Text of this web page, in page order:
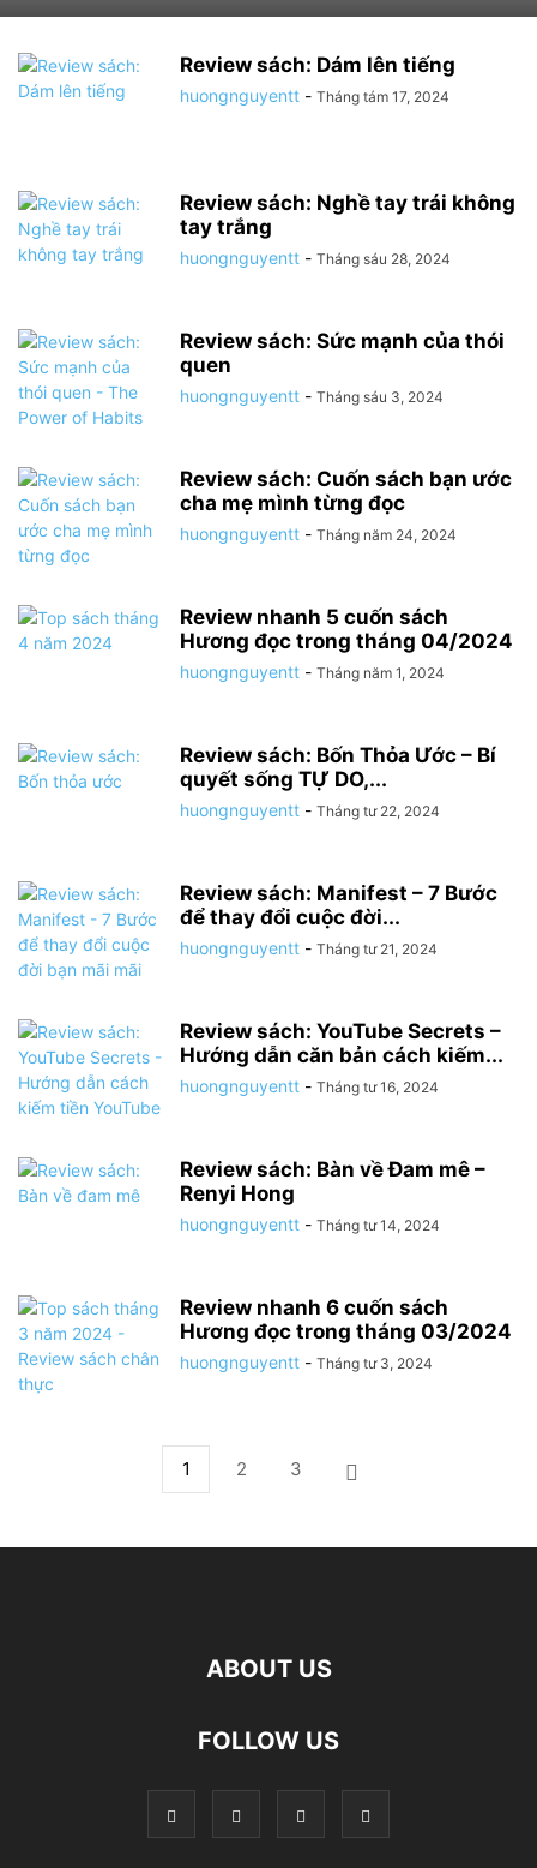
Review sách: Dám lên tiếng
huongnguyentt - Tháng tám 17, 2024
Review sách: Nghề tay trái không
tay trắng
huongnguyentt - Tháng sáu 28, 2024
Review sách: Sức mạnh của thói
quen
huongnguyentt - Tháng sáu 3, 2024
Review sách: Cuốn sách bạn ước
cha mẹ mình từng đọc
huongnguyentt - Tháng năm 24, 2024
Review nhanh 5 cuốn sách
Hương đọc trong tháng 04/2024
huongnguyentt - Tháng năm 1, 2024
Review sách: Bốn Thỏa Ước – Bí
quyết sống TỰ DO,...
huongnguyentt - Tháng tư 22, 2024
Review sách: Manifest – 7 Bước
để thay đổi cuộc đời...
huongnguyentt - Tháng tư 21, 2024
Review sách: YouTube Secrets –
Hướng dẫn căn bản cách kiếm...
huongnguyentt - Tháng tư 16, 2024
Review sách: Bàn về Đam mê –
Renyi Hong
huongnguyentt - Tháng tư 14, 2024
Review nhanh 6 cuốn sách
Hương đọc trong tháng 03/2024
huongnguyentt - Tháng tư 3, 2024
1 2 3
ABOUT US
FOLLOW US